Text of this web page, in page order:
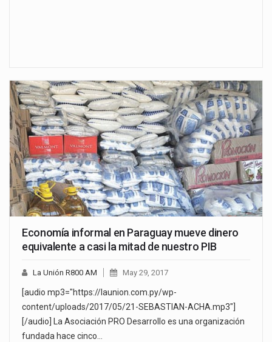
Economía informal en Paraguay mueve dinero
equivalente a casi la mitad de nuestro PIB
La Unión R800 AM May 29, 2017
[audio mp3="https://launion.com.py/wp-
content/uploads/2017/05/21-SEBASTIAN-ACHA.mp3"]
[/audio] La Asociación PRO Desarrollo es una organización
fundada hace cinco…